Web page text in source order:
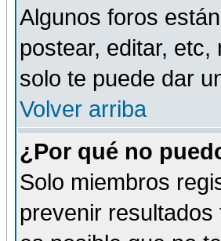
Algunos foros
postear, editar,
solo te puede dar
Volver arriba
¿Por qué no
Solo miembros
prevenir